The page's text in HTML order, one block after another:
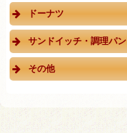
ドーナツ
サンドイッチ・調理パン
その他